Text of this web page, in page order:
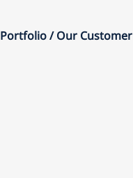
Portfolio / Our Customer